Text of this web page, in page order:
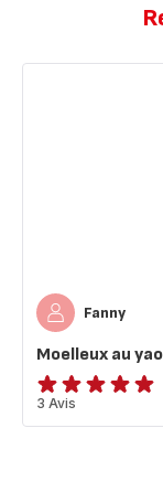
Fanny
Moelleux au
Avis
5
3 Avis